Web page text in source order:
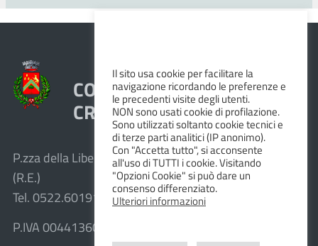
COMUNE DI VEZZANO SUL
CROSTOLO
P.zza della Libertà, 1 – 42030 Vezzano sul Crostolo
(R.E.)
Tel. 0522.601911 – Fax 0522.601947
P.IVA 00441360351
Il sito usa cookie per facilitare la
navigazione ricordando le preferenze e
le precedenti visite degli utenti.
NON sono usati cookie di profilazione.
Sono utilizzati soltanto cookie tecnici e
di terze parti analitici (IP anonimo).
Con "Accetta tutto", si acconsente
all'uso di TUTTI i cookie. Visitando
"Opzioni Cookie" si può dare un
consenso differenziato.
Ulteriori informazioni